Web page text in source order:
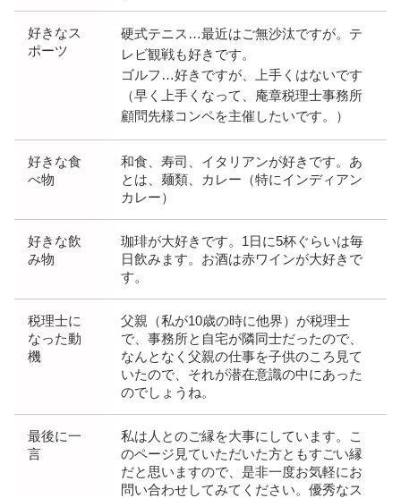
好きなス
ポーツ
硬式テニス…最近はご無沙汰ですが。テ
レビ観戦も好きです。
ゴルフ…好きですが、上手くはないです
（早く上手くなって、庵章税理士事務所
顧問先様コンペを主催したいです。）
好きな食
べ物
和食、寿司、イタリアンが好きです。あ
とは、麺類、カレー（特にインディアン
カレー）
好きな飲
み物
珈琲が大好きです。1日に5杯ぐらいは毎
日飲みます。お酒は赤ワインが大好きで
す。
税理士に
なった動
機
父親（私が10歳の時に他界）が税理士
で、事務所と自宅が隣同士だったので、
なんとなく父親の仕事を子供のころ見て
いたので、それが潜在意識の中にあった
のでしょうね。
最後に一
言
私は人とのご縁を大事にしています。こ
のページ見ていただいた方ともすごい縁
だと思いますので、是非一度お気軽にお
問い合わせしてみてください。優秀なス